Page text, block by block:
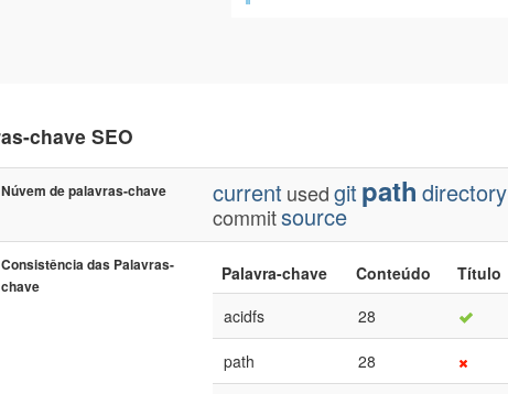
chave SEO
Núvem de palavras-chave current usedgit path directory
commitsource
Consistência das Palavras-
chave
Palavra-chave Conteúdo Título
acidfs
28
path 28